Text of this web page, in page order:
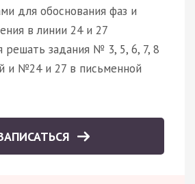
для обоснования фаз и
в линии 24 и 27
решать задания № 3, 5, 6, 7, 8
и №24 и 27 в письменной